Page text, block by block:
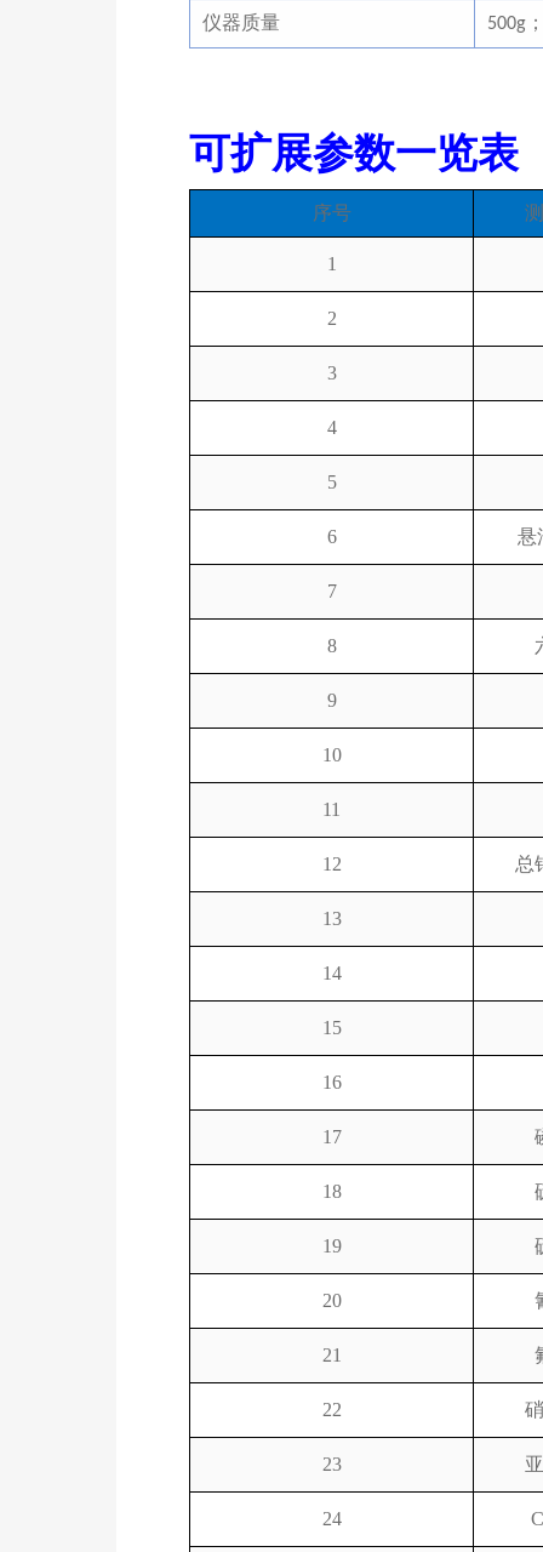
仪器质量 500g
可扩展参数一览表
序号
1
2
3
4
5
6 悬
7
8
9
10
11
12 总
13
14
15
16
17
18
19
20
21
22
23
24